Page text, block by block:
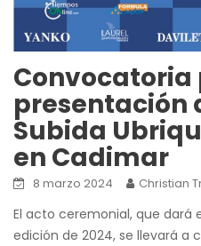
Convocatoria
presentación
Subida
en Cadimar
8 marzo 2024 Christian
El acto ceremonial, que dará
edición de 2024, se llevará a